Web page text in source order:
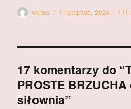
Autor
Venus
Data
1 listopada, 2024 FIT
17 komentarzy do
PROSTE
siłownia”